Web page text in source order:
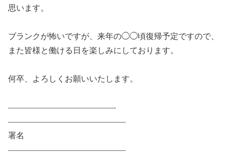
思います。
ブランクが怖いですが、来年の◯◯頃復帰予定ですので、
また皆様と働ける日を楽しみにしております。
何卒、よろしくお願いいたします。
—————————————-
——————————————–
署名
——————————————–